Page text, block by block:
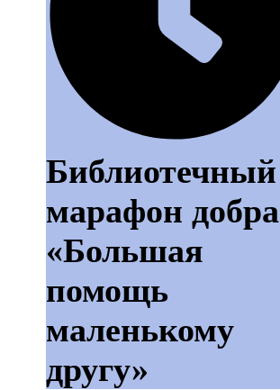
Библиотечный
марафон добра
«Большая
помощь
маленькому
другу»